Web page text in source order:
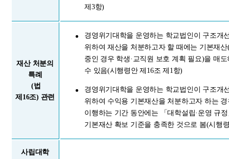
제3항)
재산 처분의
특례
(법
제16조) 관련
경영위기대학을 운영하는 학교법인이 구조개
위하여 재산을 처분하고자 할 때에는 기본재산
중인 경우 학생·교직원 보호 계획 필요)을 매
수 있음(시행령안 제16조 제1항)
경영위기대학을 운영하는 학교법인이 구조개
위하여 수익용 기본재산을 처분하고자 하는
이행하는 기간 동안에는 「대학설립·운영 규
기본재산 확보 기준을 충족한 것으로 봄(시행
사립대학